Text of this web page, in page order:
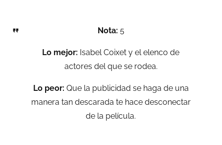
Nota: 5
Lo mejor: Isabel Coixet y el elenco de
actores del que se rodea.
Lo peor: Que la publicidad se haga de una
manera tan descarada te hace desconectar
de la película.